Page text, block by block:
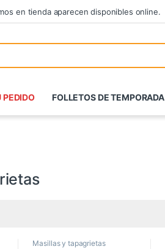
en tienda aparecen disponibles online.
PEDIDO FOLLETOS DE TEMPORADA
Masillas y tapagrietas